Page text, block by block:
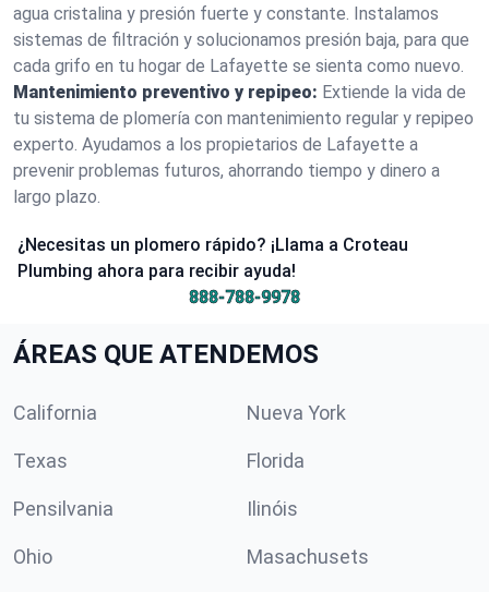
agua cristalina y presión fuerte y constante. Instalamos
sistemas de filtración y solucionamos presión baja, para que
cada grifo en tu hogar de Lafayette se sienta como nuevo.
Mantenimiento preventivo y repipeo: Extiende la vida de
tu sistema de plomería con mantenimiento regular y repipeo
experto. Ayudamos a los propietarios de Lafayette a
prevenir problemas futuros, ahorrando tiempo y dinero a
largo plazo.
¿Necesitas un plomero rápido? ¡Llama a Croteau
Plumbing ahora para recibir ayuda!
888-788-9978
ÁREAS QUE ATENDEMOS
California Nueva York
Texas Florida
Pensilvania Ilinóis
Ohio Masachusets